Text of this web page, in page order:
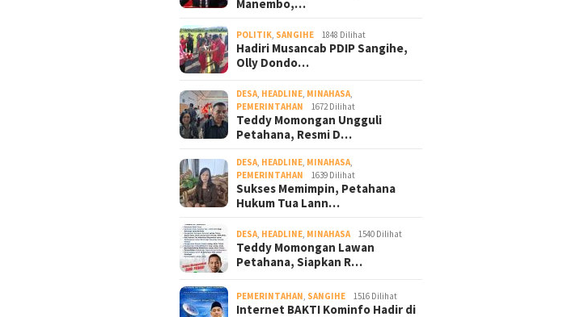
Manembo,…
POLITIK, SANGIHE 1848 Dilihat
Hadiri Musancab PDIP Sangihe,
Olly Dondo…
DESA, HEADLINE, MINAHASA,
PEMERINTAHAN
1672 Dilihat
Teddy Momongan Ungguli
Petahana, Resmi D…
DESA, HEADLINE, MINAHASA,
PEMERINTAHAN
1639 Dilihat
Sukses Memimpin, Petahana
Hukum Tua Lann…
DESA, HEADLINE, MINAHASA 1540 Dilihat
Teddy Momongan Lawan
Petahana, Siapkan R…
PEMERINTAHAN, SANGIHE 1516 Dilihat
Internet BAKTI Kominfo Hadir di